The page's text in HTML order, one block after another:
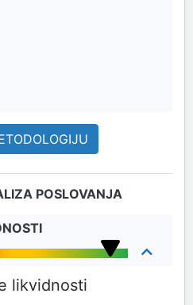
POSLOVANJA
likvidnosti